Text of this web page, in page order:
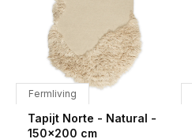
Fermliving
Tapijt Norte - Natural -
150x200 cm